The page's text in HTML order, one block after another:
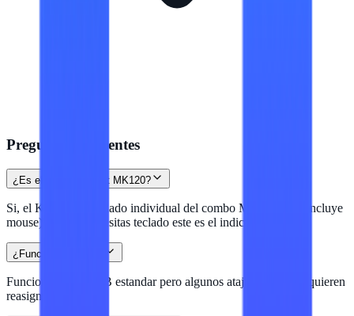
Preguntas frecuentes
¿Es el teclado del kit MK120?
Si, el K120 es el teclado individual del combo MK120 (que incluye
mouse). Si solo necesitas teclado este es el indicado.
¿Funciona en Mac?
Funciona como USB estandar pero algunos atajos de Mac requieren
reasignacion.